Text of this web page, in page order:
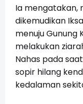
Ia mengatakan,
dikemudikan
menuju Gunung
melakukan
Nahas pada
sopir hilang
kedalaman